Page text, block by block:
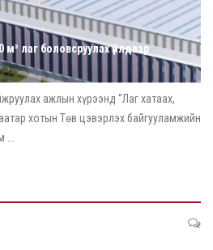
лаг боловсруулах үйлдвэр
ажлын хүрээнд “Лаг хатаах,
хотын Төв цэвэрлэх байгууламжийн